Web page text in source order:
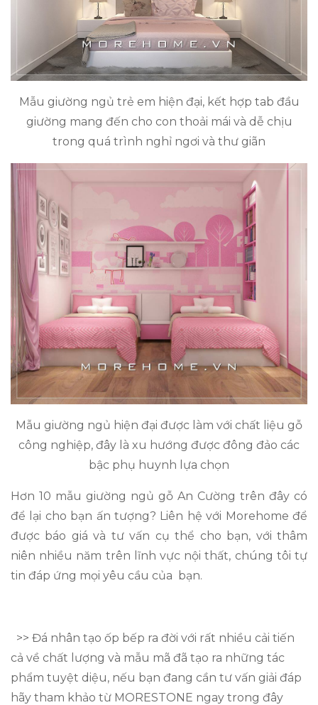
Mẫu giường ngủ trẻ em hiện đại, kết hợp tab đầu
giường mang đến cho con thoải mái và dễ chịu
trong quá trình nghỉ ngơi và thư giãn
Mẫu giường ngủ hiện đại được làm với chất liệu gỗ
công nghiệp, đây là xu hướng được đông đảo các
bậc phụ huynh lựa chọn
Hơn 10 mẫu giường ngủ gỗ An Cường trên đây có
để lại cho bạn ấn tượng? Liên hệ với Morehome để
được báo giá và tư vấn cụ thể cho bạn, với thâm
niên nhiều năm trên lĩnh vực nội thất, chúng tôi tự
tin đáp ứng mọi yêu cầu của bạn.
>> Đá nhân tạo ốp bếp ra đời với rất nhiều cải tiến
cả về chất lượng và mẫu mã đã tạo ra những tác
phẩm tuyệt diệu, nếu bạn đang cần tư vấn giải đáp
hãy tham khảo từ MORESTONE ngay trong đây